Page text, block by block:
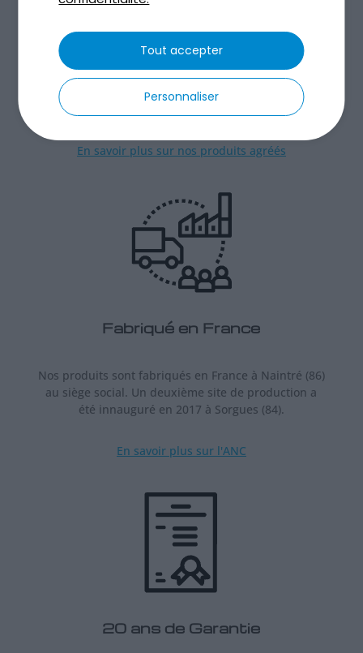
Personnaliser
Tout accepter
Agréments Ministériels
Tous nos dispositifs d’assainissement individuel sont
agréés par les Ministères de l’Environnement et de
En savoir plus sur nos produits agréés
Fabriqué en France
Nos produits sont fabriqués en France à Naintré (86)
au siège social. Un deuxième site de production a
été innauguré en 2017 à Sorgues (84).
En savoir plus sur l'ANC
20 ans de Garantie